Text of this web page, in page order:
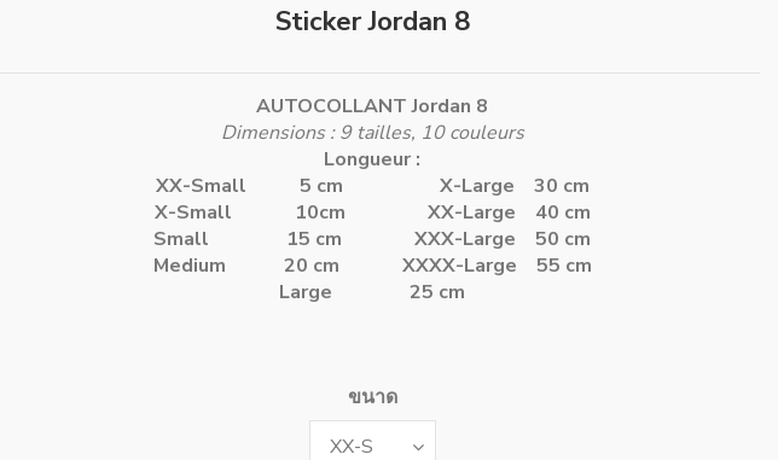
Sticker Jordan 8
AUTOCOLLANT Jordan 8
Dimensions : 9 tailles, 10 couleurs
Longueur :
XX-Small 5 cm X-Large 30 cm
X-Small 10cm XX-Large 40 cm
Small 15 cm XXX-Large 50 cm
Medium 20 cm XXXX-Large 55 cm
Large 25 cm
ขนาด